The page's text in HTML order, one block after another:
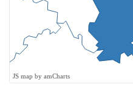
JS map by amCharts